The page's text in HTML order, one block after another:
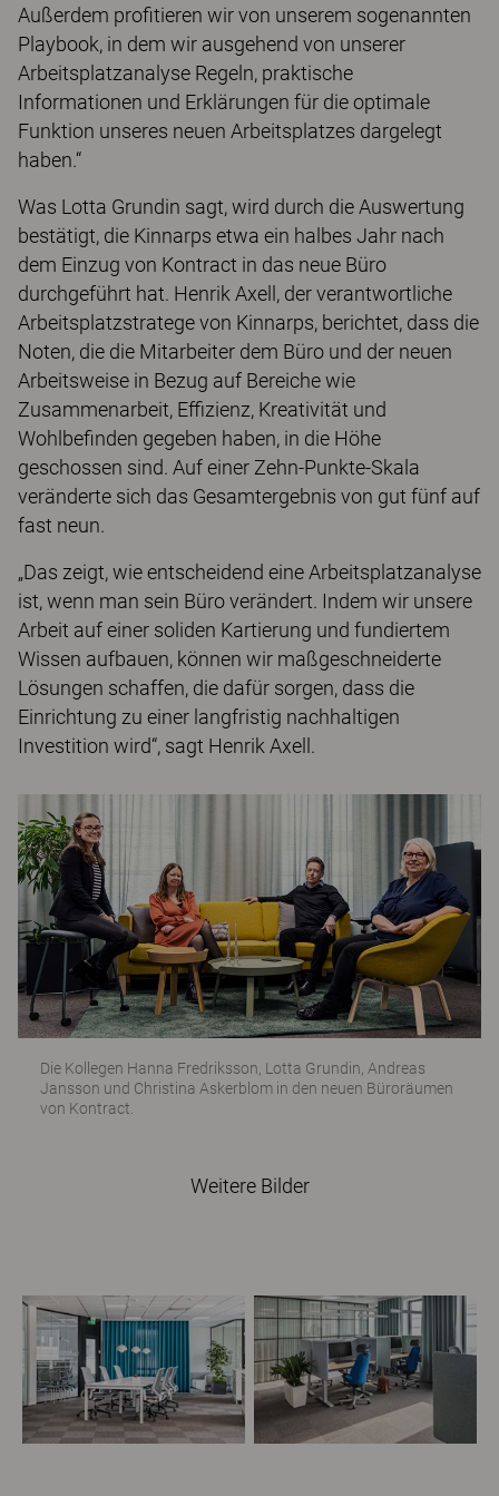
Außerdem profitieren wir von unserem sogenannten
Playbook, in dem wir ausgehend von unserer
Arbeitsplatzanalyse Regeln, praktische
Informationen und Erklärungen für die optimale
Funktion unseres neuen Arbeitsplatzes dargelegt
haben.“
Was Lotta Grundin sagt, wird durch die Auswertung
bestätigt, die Kinnarps etwa ein halbes Jahr nach
dem Einzug von Kontract in das neue Büro
durchgeführt hat. Henrik Axell, der verantwortliche
Arbeitsplatzstratege von Kinnarps, berichtet, dass die
Noten, die die Mitarbeiter dem Büro und der neuen
Arbeitsweise in Bezug auf Bereiche wie
Zusammenarbeit, Effizienz, Kreativität und
Wohlbefinden gegeben haben, in die Höhe
geschossen sind. Auf einer Zehn-Punkte-Skala
veränderte sich das Gesamtergebnis von gut fünf auf
fast neun.
„Das zeigt, wie entscheidend eine Arbeitsplatzanalyse
ist, wenn man sein Büro verändert. Indem wir unsere
Arbeit auf einer soliden Kartierung und fundiertem
Wissen aufbauen, können wir maßgeschneiderte
Lösungen schaffen, die dafür sorgen, dass die
Einrichtung zu einer langfristig nachhaltigen
Investition wird“, sagt Henrik Axell.
Die Kollegen Hanna Fredriksson, Lotta Grundin, Andreas
Jansson und Christina Askerblom in den neuen Büroräumen
von Kontract.
Weitere Bilder